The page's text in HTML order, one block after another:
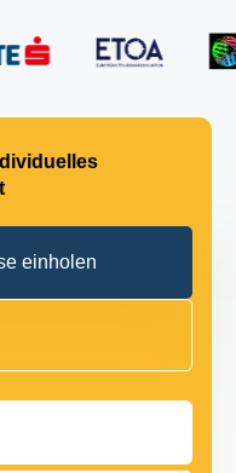
einholen